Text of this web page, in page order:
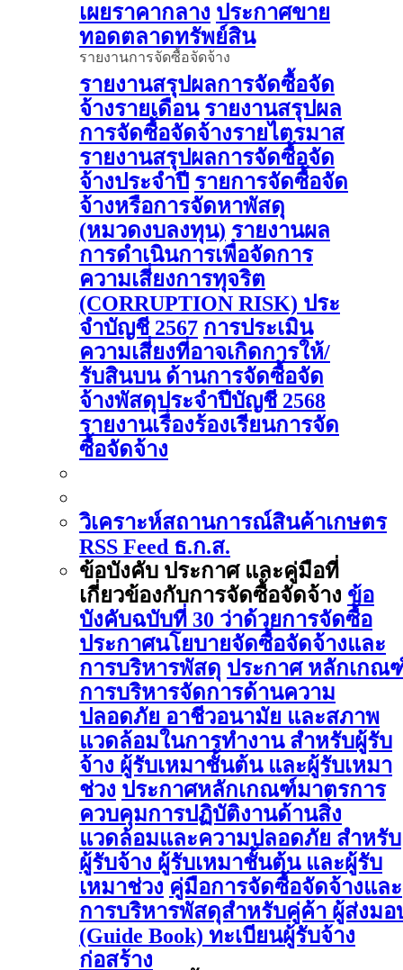
เผยราคากลาง ประกาศขาย
ทอดตลาดทรัพย์สิน
รายงานการจัดซื้อจัดจ้าง
รายงานสรุปผลการจัดซื้อจัด
จ้างรายเดือน รายงานสรุปผล
การจัดซื้อจัดจ้างรายไตรมาส
รายงานสรุปผลการจัดซื้อจัด
จ้างประจำปี รายการจัดซื้อจัด
จ้างหรือการจัดหาพัสดุ
(หมวดงบลงทุน) รายงานผล
การดําเนินการเพื่อจัดการ
ความเสี่ยงการทุจริต
(CORRUPTION RISK) ประ
จําบัญชี 2567 การประเมิน
ความเสี่ยงที่อาจเกิดการให้/
รับสินบน ด้านการจัดซื้อจัด
จ้างพัสดุประจําปีบัญชี 2568
รายงานเรื่องร้องเรียนการจัด
ซื้อจัดจ้าง
วิเคราะห์สถานการณ์สินค้าเกษตร
RSS Feed ธ.ก.ส.
ข้อบังคับ ประกาศ และคู่มือที่
เกี่ยวข้องกับการจัดซื้อจัดจ้าง ข้อ
บังคับฉบับที่ 30 ว่าด้วยการจัดซื้อ
ประกาศนโยบายจัดซื้อจัดจ้างและ
การบริหารพัสดุ ประกาศ หลักเกณ
การบริหารจัดการด้านความ
ปลอดภัย อาชีวอนามัย และสภาพ
แวดล้อมในการทำงาน สำหรับผู้รับ
จ้าง ผู้รับเหมาชั้นต้น และผู้รับเหมา
ช่วง ประกาศหลักเกณฑ์มาตรการ
ควบคุมการปฏิบัติงานด้านสิ่ง
แวดล้อมและความปลอดภัย สำหรับ
ผู้รับจ้าง ผู้รับเหมาชั้นต้น และผู้รับ
เหมาช่วง คู่มือการจัดซื้อจัดจ้างและ
การบริหารพัสดุสำหรับคู่ค้า ผู้ส่งมอ
(Guide Book) ทะเบียนผู้รับจ้าง
ก่อสร้าง